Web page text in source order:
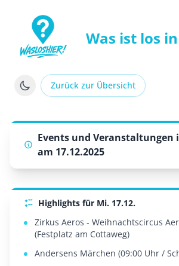
WasLosHier - Dein Portal für
Was ist los
Zurück zur Übersicht
Events und Veranstaltungen
am 17.12.2025
Highlights für Mi. 17.12.
Zirkus Aeros - Weihnachtscircus
(Festplatz am Cottaweg)
Andersens Märchen (09:00 Uhr /